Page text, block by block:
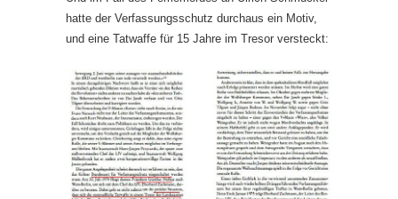
hatte der Verfassungsschutz durchaus ein Motiv,
und eine Tatwaffe für 15 Jahre im Tresor versteckt: